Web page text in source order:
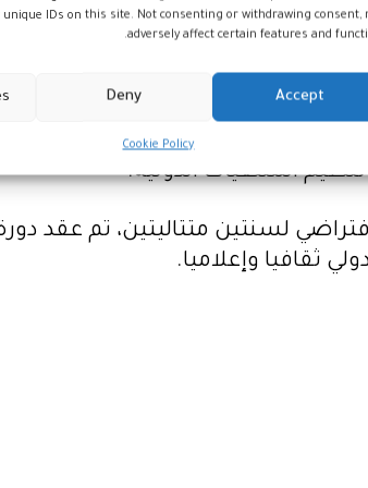
IDs on this site. Not consenting or withdrawing consent,
adversely affect certain features and
Accept
Deny
Cookie Policy
يعرفها إقليم العرائش، ستنظم
بمدينة القصر الكبير، بهدف
العمل بشكل مشترك مع
من خلال السهر على تنظيم موائد
الملتقيات الدولية.
ثقافيا وإعلاميا.